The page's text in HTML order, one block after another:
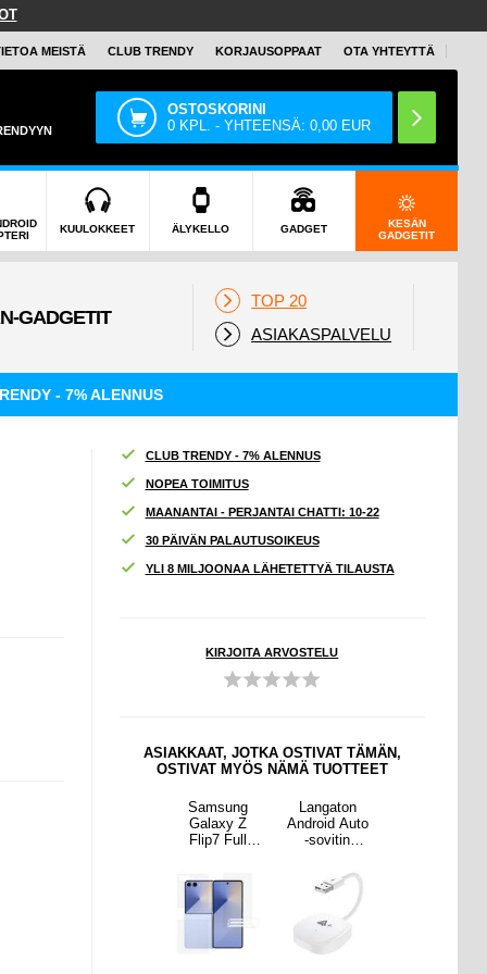
MEISTÄ CLUB TRENDY KORJAUSOPPAAT OTA YHTEYTTÄ
OSTOSKORINI
0 KPL. - YHTEENSÄ:0,00 EUR
KUULOKKEET ÄLYKELLO GADGET
KESÄN
GADGETIT
TOP 20
ASIAKASPALVELU
- 7% ALENNUS
CLUB TRENDY - 7% ALENNUS
NOPEA TOIMITUS
MAANANTAI - PERJANTAI CHATTI: 10-22
30 PÄIVÄN PALAUTUSOIKEUS
YLI 8 MILJOONAA LÄHETETTYÄ TILAUSTA
KIRJOITA ARVOSTELU
ASIAKKAAT, JOTKA OSTIVAT TÄMÄN,
OSTIVAT MYÖS NÄMÄ TUOTTEET
Samsung
Galaxy Z
Flip7 Full
Kirkas
Langaton
Android Auto
-sovitin
suoratoistolla
020-7++ -
Valkoinen